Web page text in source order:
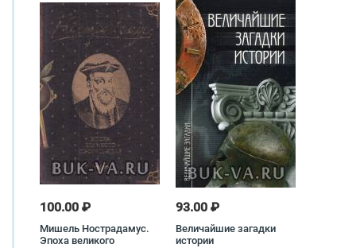
100.00 ₽
Мишель Нострадамус.
Эпоха великого
93.00 ₽
Величайшие загадки
истории